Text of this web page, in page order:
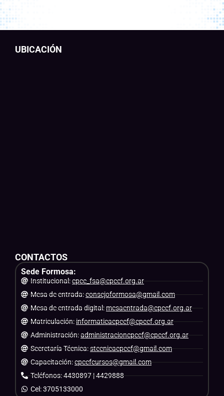
UBICACIÓN
CONTACTOS
Sede Formosa:
Institucional:cpce_fsa@cpcef.org.ar
Mesa de entrada:consejoformosa@gmail.com
Mesa de entrada digital:mesaentrada@cpcef.org.ar
Matriculación:informaticacpcef@cpcef.org.ar
Administración:administracioncpcef@cpcef.org.ar
Secretaría Técnica:stecnicacpcef@gmail.com
Capacitación:cpcefcursos@gmail.com
Teléfonos: 4430897 | 4429888
Cel: 3705133000